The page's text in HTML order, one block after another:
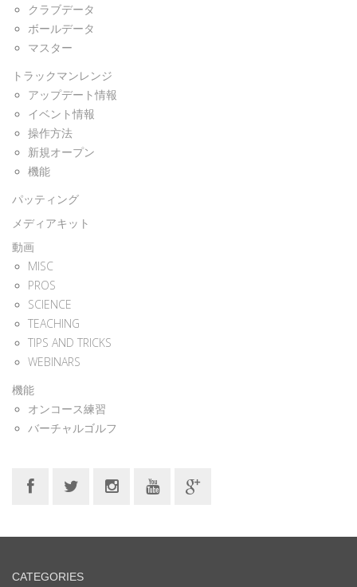
クラブデータ
ボールデータ
マスター
トラックマンレンジ
アップデート情報
イベント情報
操作方法
新規オープン
機能
パッティング
メディアキット
動画
MISC
PROS
SCIENCE
TEACHING
TIPS AND TRICKS
WEBINARS
機能
オンコース練習
バーチャルゴルフ
CATEGORIES